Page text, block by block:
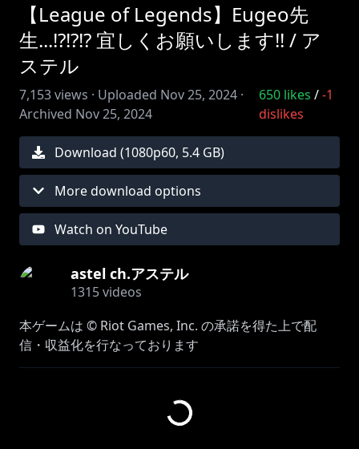
【League of Legends】Eugeo先
生...!?!?!? 宜しくお願いします!! / ア
ステル
7,153views · Uploaded Nov 25, 2024 ·
Archived Nov 25, 2024
650likes / -1
dislikes
Download (1080p60, 5.4 GB)
More download options
Watch on YouTube
astel ch.アステル
1315videos
本ゲームは © Riot Games, Inc. の承諾を得た上で配
信・収益化を行なっております
Hiroのピアノ伴奏アレンジ